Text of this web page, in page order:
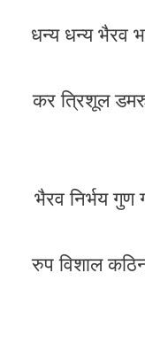
धन्य धन्य
कर त्रिशूल
भैरव निर्भय
रुप विशाल